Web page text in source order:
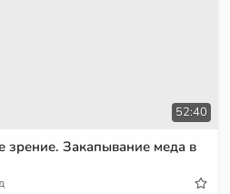
52:40
зрение. Закапывание меда в